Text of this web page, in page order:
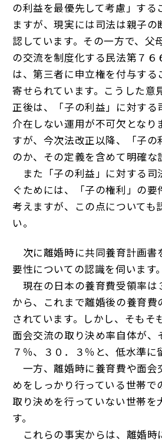
の利益を最優先して考慮」する
ますが、現実には司法は親子の
認しています。その一方で、父
の交流を制度化する民法第７６
は、第三者に申立権を付与する
寄せられています。こうした意
正後は、「子の利益」に対する
介在しない運用が不可欠となり
すが、今次法改正以降、「子の
のか、その定義を含めて明確な
また「子の利益」に対する司
ぐためには、「子の権利」の要
考えますが、この点についても
い。
次に離婚時に共同養育計画書
要性についての認識を伺います。
現在の日本の養育費受領率は
から、これまで離婚後の養育費
されています。しかし、そもそ
面会交流の取り決め率自体が、
７％、３０．３％と、低水準に
一方、離婚時に養育費や面会
めをしっかり行っている世帯で
取り決めを行っていない世帯を
す。
これらの事実からは、離婚時